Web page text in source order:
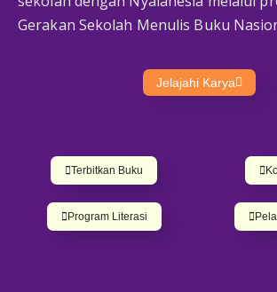
Gerakan Sekolah Menulis Buku
Jelajahi Karya
Terbitkan Buku
Program Literasi